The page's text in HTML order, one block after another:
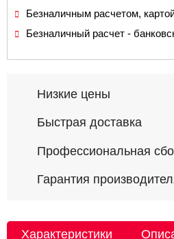
Безналичным расчетом,
Безналичный расчет -
Низкие цены
Быстрая доставка
Профессиональная
Гарантия
Характеристики